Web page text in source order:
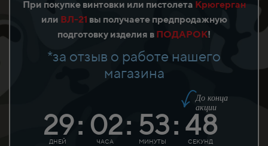
При покупке винтовки или пистолета Крюгерган
или ВЛ-21 вы получаете предпродажную
подготовку изделия в ПОДАРОК!
*за отзыв о работе нашего
магазина
До конца
акции
29:
ДНЕЙ
02:
ЧАСА
53:
МИНУТЫ
48
СЕКУНД